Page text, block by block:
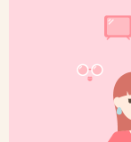
双子の妹が殺さ
犯人は整形し
しかも刑事に